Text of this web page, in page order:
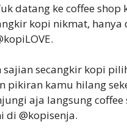
datang ke coffee
kopi nikmat, hanya
secangkir kopi
kamu hilang
aja langsung
di @kopisenja.